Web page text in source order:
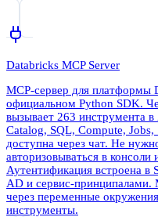
Databricks MCP Server
MCP-сервер для платформы
официальном Python SDK.
вызывает 263 инструмента
Catalog, SQL, Compute,
доступна через чат. Не
авторизовываться в консоли
Аутентификация встроена в
AD и сервис-
через переменные
инструменты.